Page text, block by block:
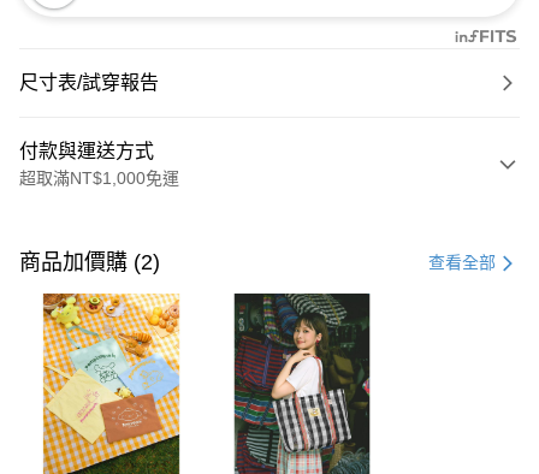
尺寸表/試穿報告
付款與運送方式
超取滿NT$1,000免運
信用卡一次付款
購物金
超商取貨付款
LINE Pay
街口支付
商品加價購 (2) 查看全部